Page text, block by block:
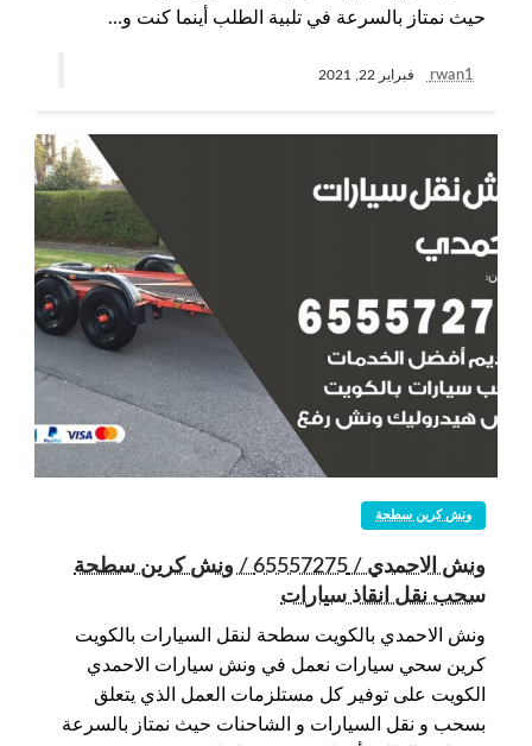
حيث نمتاز بالسرعة في تلبية الطلب أينما كنت و…
rwan1 فبراير 22, 2021
ونش كرين سطحة
ونش الاحمدي / 65557275 / ونش كرين سطحة
سحب نقل انقاذ سيارات
ونش الاحمدي بالكويت سطحة لنقل السيارات بالكويت
كرين سحي سيارات نعمل في ونش سيارات الاحمدي
الكويت على توفير كل مستلزمات العمل الذي يتعلق
بسحب و نقل السيارات و الشاحنات حيث نمتاز بالسرعة